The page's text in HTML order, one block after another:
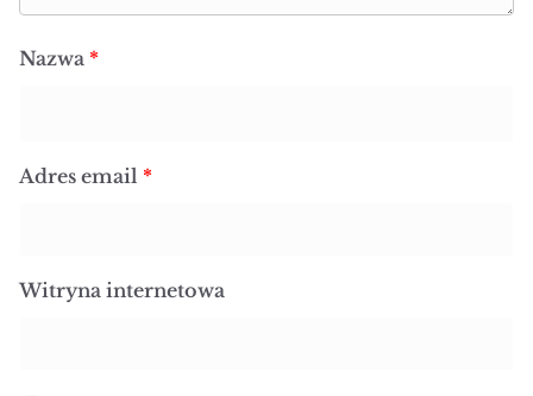
Nazwa *
Adres email *
Witryna internetowa